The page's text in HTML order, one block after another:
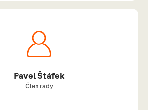
Pavel Štáfek
Člen rady